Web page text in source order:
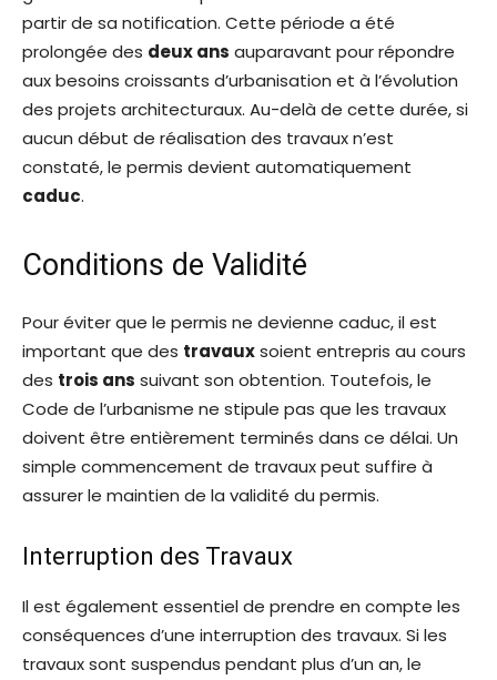
partir de sa notification. Cette période a été
prolongée des deux ans auparavant pour répondre
aux besoins croissants d’urbanisation et à l’évolution
des projets architecturaux. Au-delà de cette durée, si
aucun début de réalisation des travaux n’est
constaté, le permis devient automatiquement
caduc.
Conditions de Validité
Pour éviter que le permis ne devienne caduc, il est
important que des travauxsoient entrepris au cours
des trois ans suivant son obtention. Toutefois, le
Code de l’urbanisme ne stipule pas que les travaux
doivent être entièrement terminés dans ce délai. Un
simple commencement de travaux peut suffire à
assurer le maintien de la validité du permis.
Interruption des Travaux
Il est également essentiel de prendre en compte les
conséquences d’une interruption des travaux. Si les
travaux sont suspendus pendant plus d’un an, le